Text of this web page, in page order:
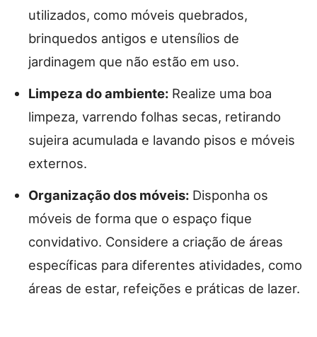
utilizados, como móveis quebrados,
brinquedos antigos e utensílios de
jardinagem que não estão em uso.
Limpeza do ambiente: Realize uma boa
limpeza, varrendo folhas secas, retirando
sujeira acumulada e lavando pisos e móveis
externos.
Organização dos móveis: Disponha os
móveis de forma que o espaço fique
convidativo. Considere a criação de áreas
específicas para diferentes atividades, como
áreas de estar, refeições e práticas de lazer.